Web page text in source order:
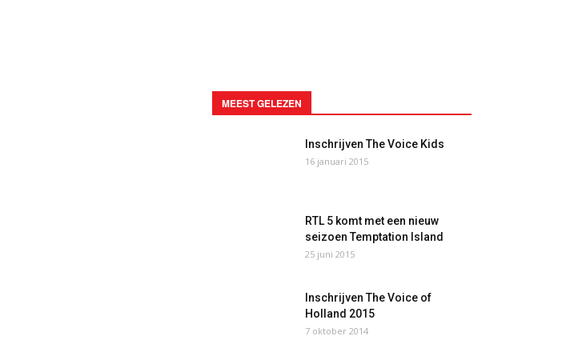
MEEST GELEZEN
Inschrijven The Voice Kids
16 januari 2015
RTL 5 komt met een nieuw
seizoen Temptation Island
25 juni 2015
Inschrijven The Voice of
Holland 2015
7 oktober 2014